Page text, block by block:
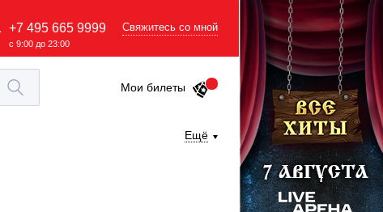
+7 495 665 9999
с 9:00 до 23:00
Свяжитесь со мной
Мои билеты
Ещё